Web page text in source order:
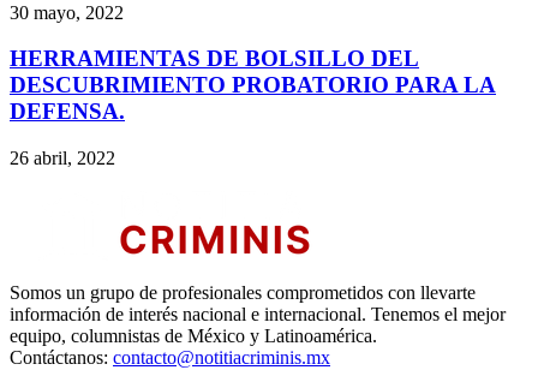
30 mayo, 2022
HERRAMIENTAS DE BOLSILLO DEL
DESCUBRIMIENTO PROBATORIO PARA LA
DEFENSA.
26 abril, 2022
Somos un grupo de profesionales comprometidos con llevarte
información de interés nacional e internacional. Tenemos el mejor
equipo, columnistas de México y Latinoamérica.
Contáctanos: contacto@notitiacriminis.mx